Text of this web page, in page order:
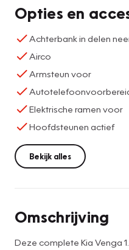
Opties en
Achterbank in delen
Airco
Armsteun voor
Elektrische ramen voor
Hoofdsteunen actief
Bekijk alles
Omschrijving
Deze complete Kia Venga